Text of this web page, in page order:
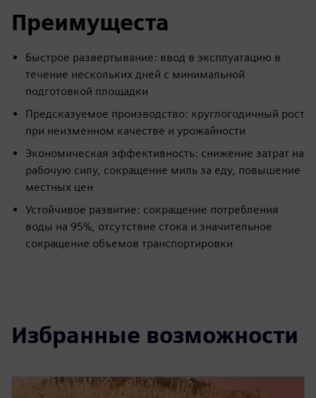
Преимущеста
Быстрое развертывание: ввод в эксплуатацию в
течение нескольких дней с минимальной
подготовкой площадки
Предсказуемое производство: круглогодичный рост
при неизменном качестве и урожайности
Экономическая эффективность: снижение затрат на
рабочую силу, сокращение миль за еду, повышение
местных цен
Устойчивое развитие: сокращение потребления
воды на 95%, отсутствие стока и значительное
сокращение объемов транспортировки
Избранные возможности